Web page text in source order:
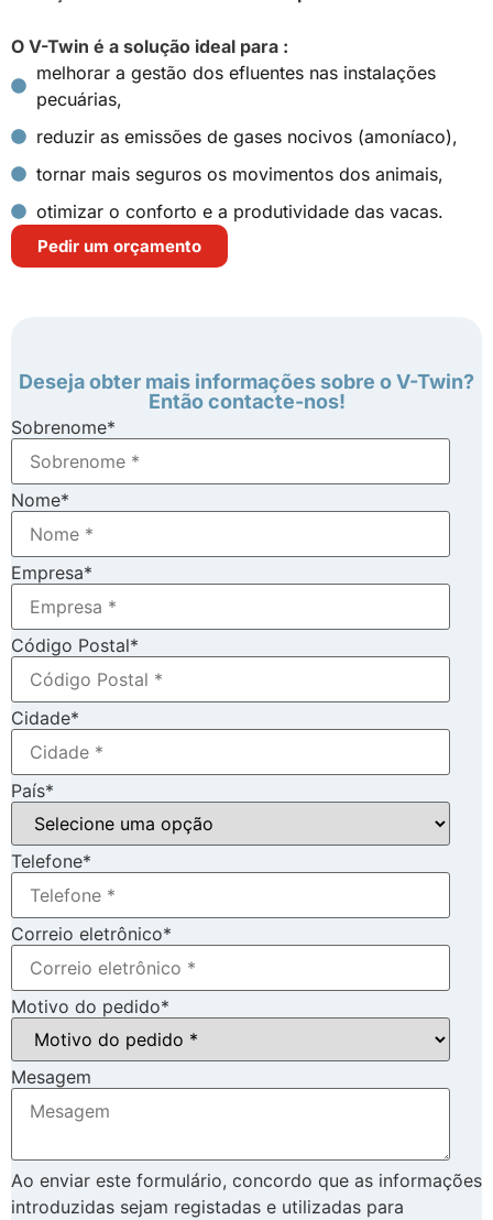
O V-Twin é a solução ideal para :
melhorar a gestão dos efluentes nas instalações
pecuárias,
reduzir as emissões de gases nocivos (amoníaco),
tornar mais seguros os movimentos dos animais,
otimizar o conforto e a produtividade das vacas.
Pedir um orçamento
Deseja obter mais informações sobre o V-Twin?
Então contacte-nos!
Sobrenome*
Nome*
Empresa*
Código Postal*
Cidade*
País*
Telefone*
Correio eletrônico*
Motivo do pedido*
Mesagem
Ao enviar este formulário, concordo que as informações
introduzidas sejam registadas e utilizadas para